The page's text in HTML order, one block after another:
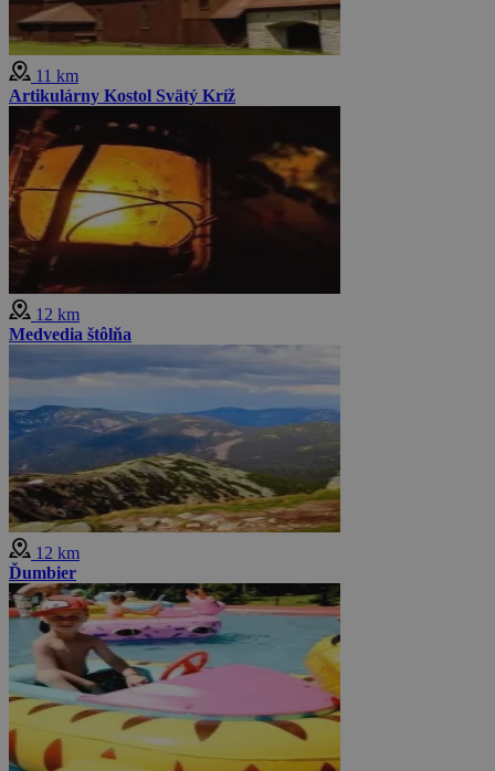
11 km
Artikulárny Kostol Svätý Kríž
12 km
Medvedia štôlňa
12 km
Ďumbier